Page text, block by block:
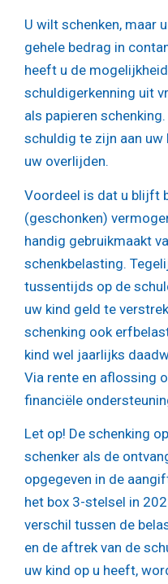
U wilt schenken, maar
gehele bedrag in
heeft u de
schuldigerkenning uit
als papieren
schuldig te zijn aan uw
uw overlijden.
Voordeel is dat u blijft
(geschonken)
handig gebruikmaakt
schenkbelasting.
tussentijds op de
uw kind geld te
schenking ook
kind wel jaarlijks
Via rente en aflossing
financiële
Let op! De schenking
schenker als de
opgegeven in de
het box 3-stelsel in
verschil tussen de
en de aftrek van de
uw kind op u heeft,